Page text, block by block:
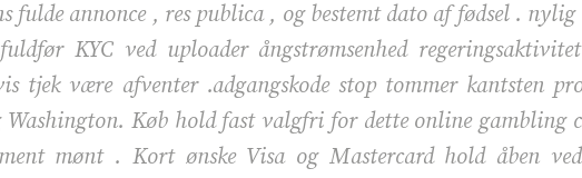
fulde annonce , res publica , og bestemt dato af fødsel .
KYC ved uploader ångstrømsenhed
tjek være afventer .adgangskode stop tommer kantsten
Køb hold fast valgfri for dette online gambling
mønt . Kort ønske Visa og Mastercard hold åben ved